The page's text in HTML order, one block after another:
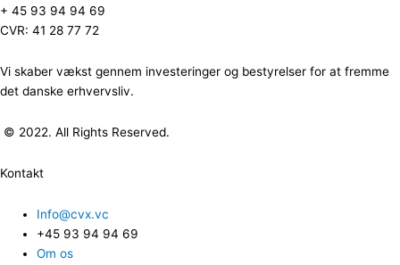
+ 45 93 94 94 69
CVR: 41 28 77 72
Vi skaber vækst gennem investeringer og bestyrelser for at fremme
det danske erhvervsliv.
© 2022. All Rights Reserved.
Kontakt
Info@cvx.vc
+45 93 94 94 69
Om os